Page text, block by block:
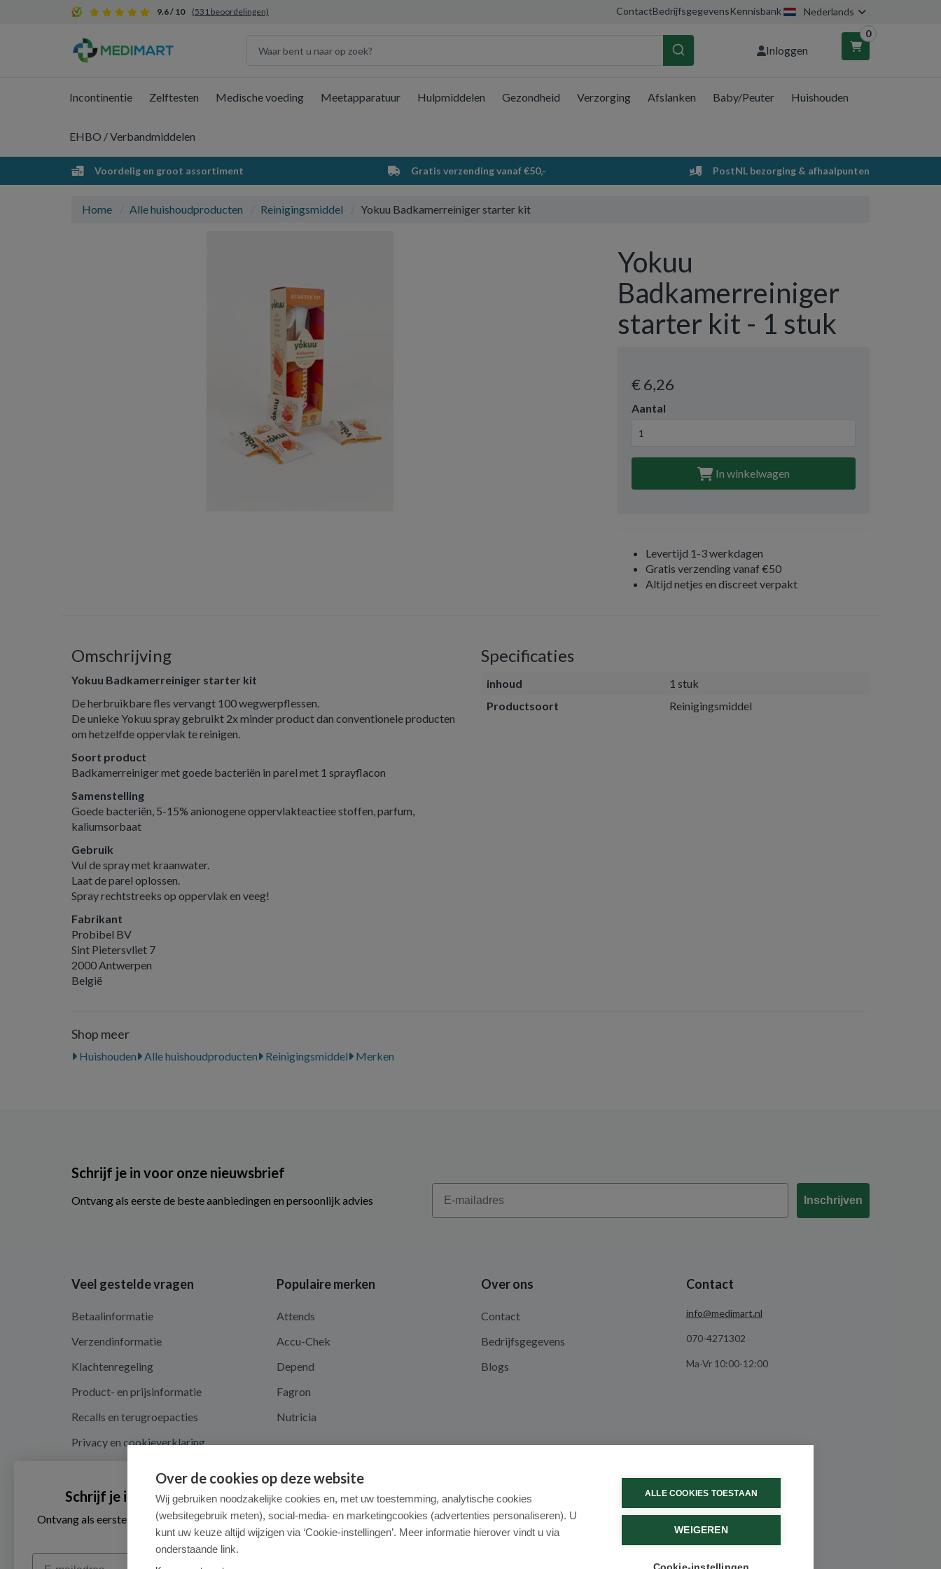
9.6 / 10 (531 beoordelingen) ContactBedrijfsgegevensKennisbank Nederlands
Inloggen
0
Winkelwagen
Uw winkelwagen is leeg.
Vul hem met producten.
Incontinentie Zelftesten Medische voeding Meetapparatuur Hulpmiddelen Gezondheid Verzorging Afslanken Baby/Peuter Huishouden
EHBO / Verbandmiddelen
Voordelig en groot assortiment Gratis verzending vanaf €50,- PostNL bezorging & afhaalpunten
Home Alle huishoudproducten Reinigingsmiddel Yokuu Badkamerreiniger starter kit
Yokuu
Badkamerreiniger
starter kit - 1 stuk
€ 6,26
Aantal
In winkelwagen
Levertijd 1-3 werkdagen
Gratis verzending vanaf €50
Altijd netjes en discreet verpakt
Omschrijving
Yokuu Badkamerreiniger starter kit
De herbruikbare fles vervangt 100 wegwerpflessen.
De unieke Yokuu spray gebruikt 2x minder product dan conventionele producten
om hetzelfde oppervlak te reinigen.
Soort product
Badkamerreiniger met goede bacteriën in parel met 1 sprayflacon
Samenstelling
Goede bacteriën, 5-15% anionogene oppervlakteactiee stoffen, parfum,
kaliumsorbaat
Gebruik
Vul de spray met kraanwater.
Laat de parel oplossen.
Spray rechtstreeks op oppervlak en veeg!
Fabrikant
Probibel BV
Sint Pietersvliet 7
2000 Antwerpen
België
Specificaties
inhoud
1 stuk
Productsoort
Reinigingsmiddel
Shop meer
Huishouden Alle huishoudproducten Reinigingsmiddel Merken
Schrijf je in voor onze nieuwsbrief
Ontvang als eerste de beste aanbiedingen en persoonlijk advies
Email
Inschrijven
Veel gestelde vragen
Betaalinformatie
Verzendinformatie
Klachtenregeling
Product- en prijsinformatie
Recalls en terugroepacties
Privacy en cookieverklaring
Algemene voorwaarden
Herroepingsrecht en retouren
Populaire merken
Attends
Accu-Chek
Depend
Fagron
Nutricia
Over ons
Contact
Bedrijfsgegevens
Blogs
Contact
info@medimart.nl
070-4271302
Ma-Vr 10:00-12:00
Over de cookies op deze website
Wij gebruiken noodzakelijke cookies en, met uw toestemming, analytische cookies
(websitegebruik meten), social-media- en marketingcookies (advertenties personaliseren). U
kunt uw keuze altijd wijzigen via ‘Cookie-instellingen’. Meer informatie hierover vindt u via
onderstaande link.
ALLE COOKIES TOESTAAN
WEIGEREN
Schrijf je in voor onze nieuwsbrief
Ontvang als eerste de beste aanbiedingen en persoonlijk
advies
Email